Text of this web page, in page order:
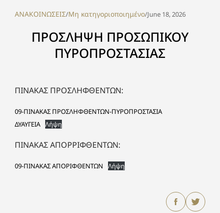
ΑΝΑΚΟΙΝΩΣΕΙΣ/Μη κατηγοριοποιημένο/June 18, 2026
ΠΡΟΣΛΗΨΗ ΠΡΟΣΩΠΙΚΟΥ
ΠΥΡΟΠΡΟΣΤΑΣΙΑΣ
ΠΙΝΑΚΑΣ ΠΡΟΣΛΗΦΘΕΝΤΩΝ:
09-ΠΙΝΑΚΑΣ ΠΡΟΣΛΗΦΘΕΝΤΩΝ-ΠΥΡΟΠΡΟΣΤΑΣΙΑ
ΔΥΑΥΓΕΙΑ Λήψη
ΠΙΝΑΚΑΣ ΑΠΟΡΡΙΦΘΕΝΤΩΝ:
09-ΠΙΝΑΚΑΣ ΑΠΟΡΙΦΘΕΝΤΩΝ Λήψη